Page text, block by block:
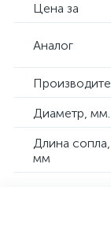
Цена за
Аналог
Диаметр, мм.
Длина сопла,
мм